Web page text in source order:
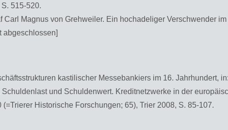
515-520.
Carl Ma­gnus von Greh­wei­ler. Ein hoch­ade­li­ger Ver­schwen­der
ab­ge­schlos­sen]
kas­ti­li­scher Mes­se­ban­kiers im 16. Jahr­hun­dert,
Schul­den­last und Schul­den­wert. Kre­dit­netz­wer­ke in der
His­to­ri­sche For­schun­gen; 65), Trier 2008, S. 85-107.